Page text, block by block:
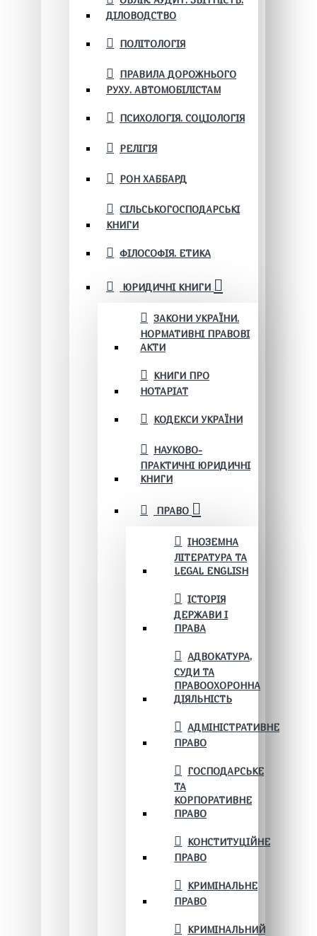
ДІЛОВОДСТВО
ПОЛІТОЛОГІЯ
ПРАВИЛА ДОРОЖНЬОГО
РУХУ. АВТОМОБІЛІСТАМ
ПСИХОЛОГІЯ. СОЦІОЛОГІЯ
РЕЛІГІЯ
РОН ХАББАРД
СІЛЬСЬКОГОСПОДАРСЬКІ
КНИГИ
ФІЛОСОФІЯ. ЕТИКА
ЮРИДИЧНІ КНИГИ
ЗАКОНИ УКРАЇНИ.
НОРМАТИВНІ ПРАВОВІ
АКТИ
КНИГИ ПРО
НОТАРІАТ
КОДЕКСИ УКРАЇНИ
НАУКОВО-
ПРАКТИЧНІ ЮРИДИЧНІ
КНИГИ
ПРАВО
ІНОЗЕМНА
ЛІТЕРАТУРА ТА
LEGAL ENGLISH
ІСТОРІЯ
ДЕРЖАВИ І
ПРАВА
АДВОКАТУРА,
СУДИ ТА
ПРАВООХОРОННА
ДІЯЛЬНІСТЬ
АДМІНІСТРАТИВНЕ
ПРАВО
ГОСПОДАРСЬКЕ
ТА
КОРПОРАТИВНЕ
ПРАВО
КОНСТИТУЦІЙНЕ
ПРАВО
КРИМІНАЛЬНЕ
ПРАВО
КРИМІНАЛЬНИЙ